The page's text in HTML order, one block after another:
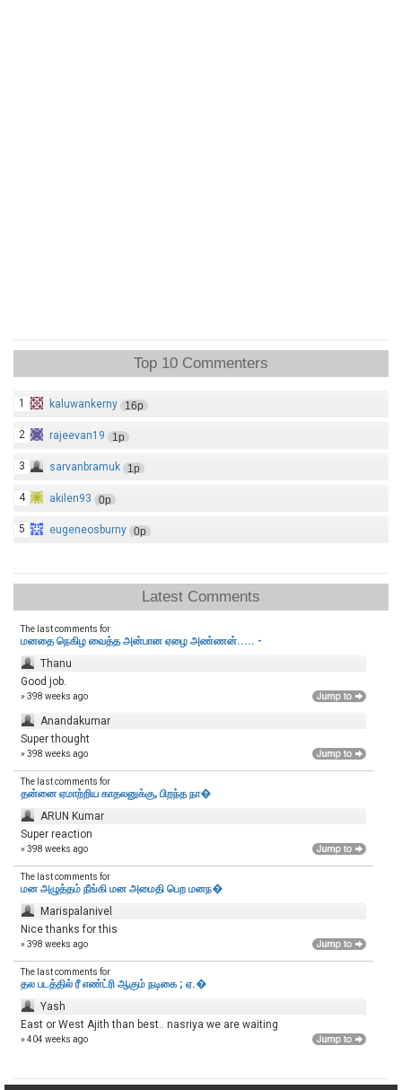
Top 10 Commenters
1 kaluwankerny 16p
2 rajeevan19 1p
3 sarvanbramuk 1p
4 akilen93 0p
5 eugeneosburny 0p
Latest Comments
The last comments for
மனதை நெகிழ வைத்த அன்பான ஏழை அண்ணன்..... -
Thanu
Good job.
» 398 weeks ago
Anandakumar
Super thought
» 398 weeks ago
The last comments for
தன்னை ஏமாற்றிய காதலனுக்கு, பிறந்த நா�
ARUN Kumar
Super reaction
» 398 weeks ago
The last comments for
மன அழுத்தம் நீங்கி மன அமைதி பெற‌ மனந�
Marispalanivel
Nice thanks for this
» 398 weeks ago
The last comments for
தல படத்தில் ரீ எண்ட்ரி ஆகும் நடிகை ; ஏ.�
Yash
East or West Ajith than best.. nasriya we are waiting
» 404 weeks ago